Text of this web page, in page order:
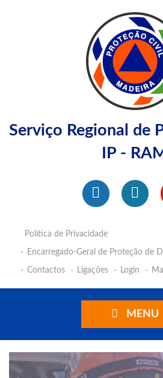
Serviço Regional de
IP -
Política de Privacidade
Encarregado-Geral de Proteção de
Contactos
Ligações Login
MENU